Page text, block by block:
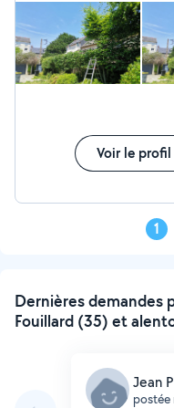
travail d'Anthony. Je l'en
bien passé, la preuve, il ne
coucou. N'hésitez pas à le
sérieux, travailleur et
Voir le profil
1
Dernières demandes
Fouillard (35) et
Jean
postée